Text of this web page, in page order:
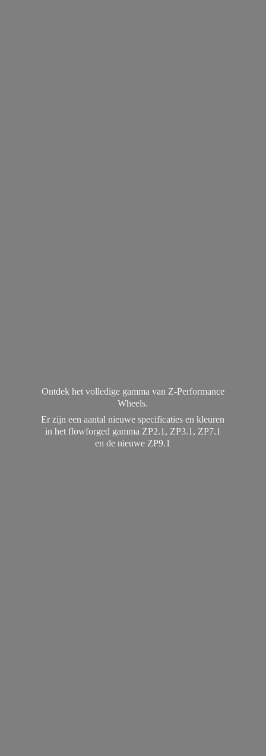
Ontdek het volledige gamma van Z-Performance
Wheels.
Er zijn een aantal nieuwe specificaties en kleuren
in het flowforged gamma ZP2.1, ZP3.1, ZP7.1
en denieuwe ZP9.1